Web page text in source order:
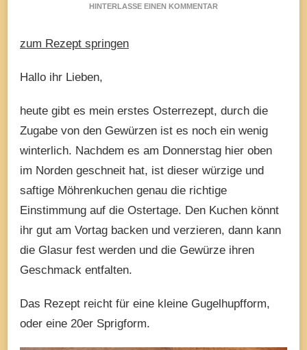
HINTERLASSE EINEN KOMMENTARZU
zum Rezept springen
Hallo ihr Lieben,
heute gibt es mein erstes Osterrezept, durch die
Zugabe von den Gewürzen ist es noch ein wenig
winterlich. Nachdem es am Donnerstag hier oben
im Norden geschneit hat, ist dieser würzige und
saftige Möhrenkuchen genau die richtige
Einstimmung auf die Ostertage. Den Kuchen könnt
ihr gut am Vortag backen und verzieren, dann kann
die Glasur fest werden und die Gewürze ihren
Geschmack entfalten.
Das Rezept reicht für eine kleine Gugelhupfform,
oder eine 20er Sprigform.